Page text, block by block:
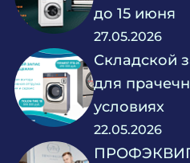
до 15 июня
27.05.2026
Складской
для
условиях
22.05.2026
ПРОФЭКВИП